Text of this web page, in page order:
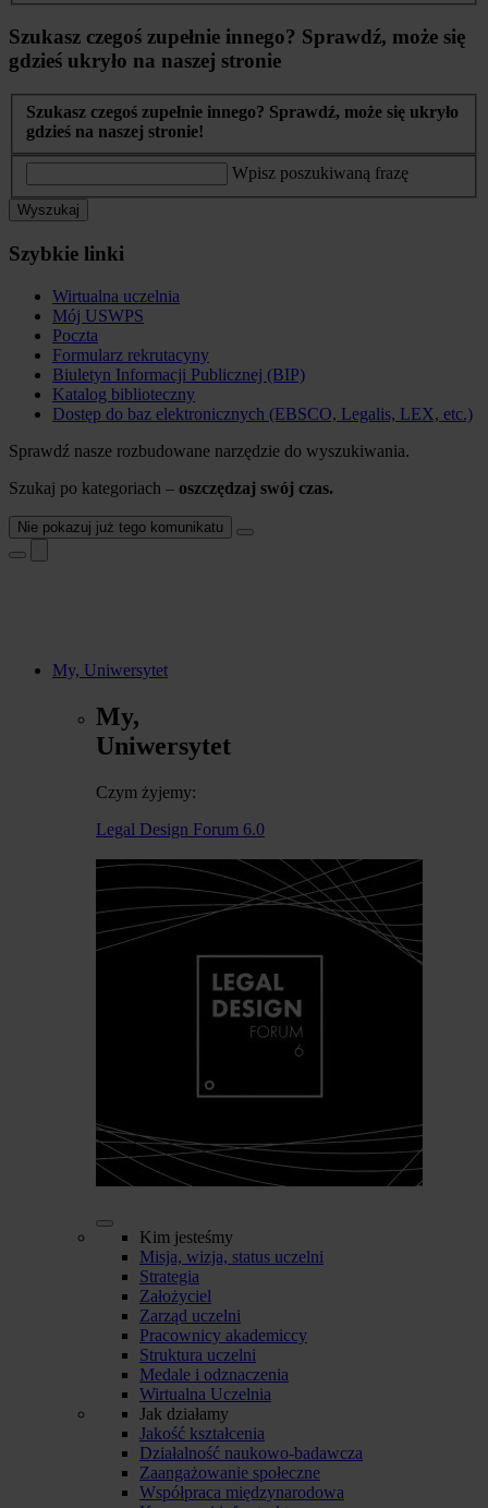
Szukasz czegoś zupełnie innego? Sprawdź, może się
gdzieś ukryło na naszej stronie
Szukasz czegoś zupełnie innego? Sprawdź, może się ukryło
gdzieś na naszej stronie!
Wpisz poszukiwaną frazę
Wyszukaj
Szybkie linki
Wirtualna uczelnia
Mój USWPS
Poczta
Formularz rekrutacyny
Biuletyn Informacji Publicznej (BIP)
Katalog biblioteczny
Dostęp do baz elektronicznych (EBSCO, Legalis, LEX, etc.)
Sprawdź nasze rozbudowane narzędzie do wyszukiwania.
Szukaj po kategoriach – oszczędzaj swój czas.
Nie pokazuj już tego komunikatu
My, Uniwersytet
My,
Uniwersytet
Czym żyjemy:
Legal Design Forum 6.0
Kim jesteśmy
Misja, wizja, status uczelni
Strategia
Założyciel
Zarząd uczelni
Pracownicy akademiccy
Struktura uczelni
Medale i odznaczenia
Wirtualna Uczelnia
Jak działamy
Jakość kształcenia
Działalność naukowo-badawcza
Zaangażowanie społeczne
Współpraca międzynarodowa